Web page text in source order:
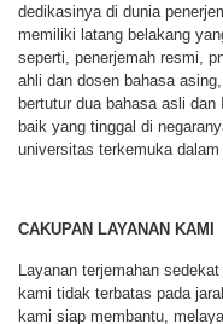
dedikasinya di dunia
memiliki latang belakang
seperti, penerjemah resmi,
ahli dan dosen bahasa
bertutur dua bahasa asli
baik yang tinggal di
universitas terkemuka dalam
CAKUPAN LAYANAN KAMI
Layanan terjemahan
kami tidak terbatas pada
kami siap membantu,